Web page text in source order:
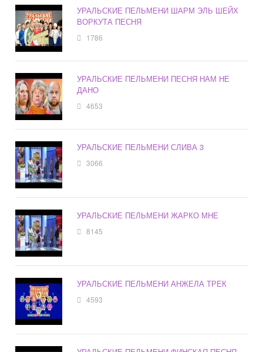
УРАЛЬСКИЕ ПЕЛЬМЕНИ ШАРМ ЭЛЬ ШЕЙХ
ВОРКУТА ПЕСНЯ
1786
УРАЛЬСКИЕ ПЕЛЬМЕНИ ПЕСНЯ НАМ НЕ
ДАНО
4653
УРАЛЬСКИЕ ПЕЛЬМЕНИ СЛИВА 3
3066
УРАЛЬСКИЕ ПЕЛЬМЕНИ ЖАРКО МНЕ
8145
УРАЛЬСКИЕ ПЕЛЬМЕНИ АНЖЕЛА ТРЕК
4593